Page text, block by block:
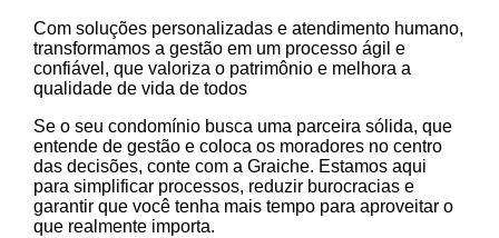
Com soluções personalizadas e atendimento humano,
transformamos a gestão em um processo ágil e
confiável, que valoriza o patrimônio e melhora a
qualidade de vida de todos
Se o seu condomínio busca uma parceira sólida, que
entende de gestão e coloca os moradores no centro
das decisões, conte com a Graiche. Estamos aqui
para simplificar processos, reduzir burocracias e
garantir que você tenha mais tempo para aproveitar o
que realmente importa.